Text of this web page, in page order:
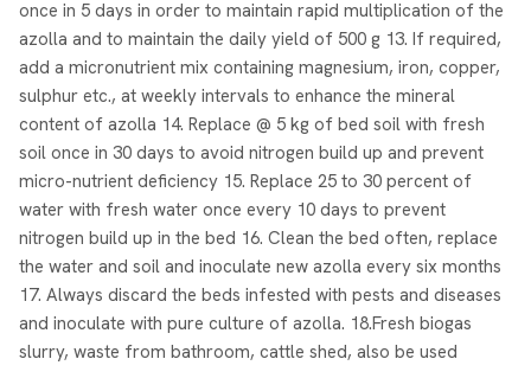
once in 5 days in order to maintain rapid multiplication of the
azolla and to maintain the daily yield of 500 g 13. If required,
add a micronutrient mix containing magnesium, iron, copper,
sulphur etc., at weekly intervals to enhance the mineral
content of azolla 14. Replace @ 5 kg of bed soil with fresh
soil once in 30 days to avoid nitrogen build up and prevent
micro-nutrient deficiency 15. Replace 25 to 30 percent of
water with fresh water once every 10 days to prevent
nitrogen build up in the bed 16. Clean the bed often, replace
the water and soil and inoculate new azolla every six months
17. Always discard the beds infested with pests and diseases
and inoculate with pure culture of azolla. 18.Fresh biogas
slurry, waste from bathroom, cattle shed, also be used